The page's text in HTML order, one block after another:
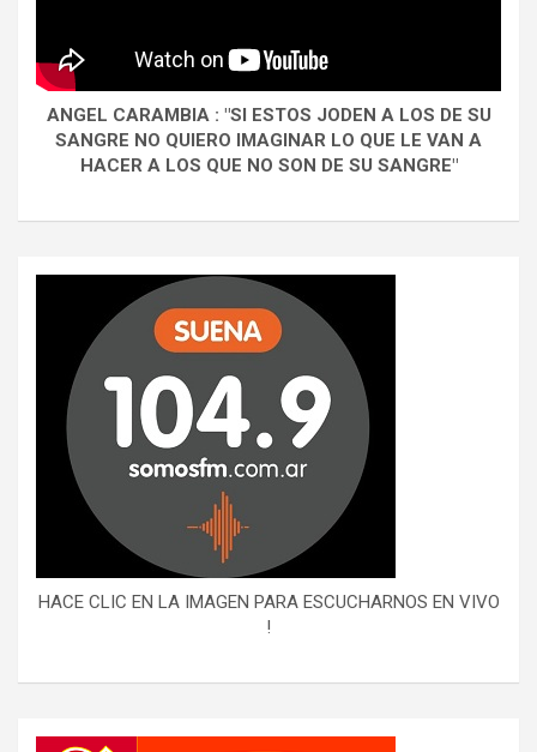
ANGEL CARAMBIA : "SI ESTOS JODEN A LOS DE SU
SANGRE NO QUIERO IMAGINAR LO QUE LE VAN A
HACER A LOS QUE NO SON DE SU SANGRE"
HACE CLIC EN LA IMAGEN PARA ESCUCHARNOS EN VIVO
!